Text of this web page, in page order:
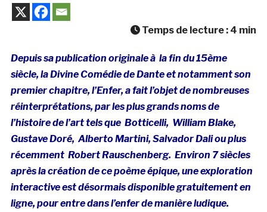
Temps de lecture : 4 min
Depuis sa publication originale à la fin du 15ème
siècle, la Divine Comédie de Dante et notamment son
premier chapitre, l’Enfer, a fait l’objet de nombreuses
réinterprétations, par les plus grands noms de
l’histoire de l’art tels que Botticelli, William Blake,
Gustave Doré, Alberto Martini, Salvador Dali ou plus
récemment Robert Rauschenberg. Environ 7 siècles
après la création de ce poème épique, une exploration
interactive est désormais disponible gratuitement en
ligne, pour entre dans l’enfer de manière ludique.